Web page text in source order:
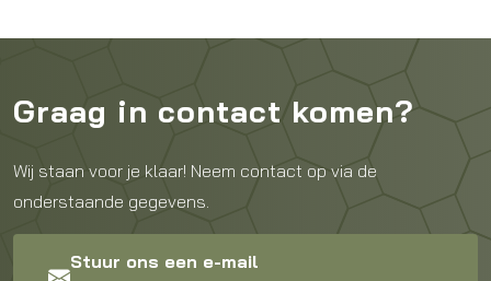
Graag in contact komen?
Wij staan voor je klaar! Neem contact op via de
onderstaande gegevens.
Stuur ons een e-mail